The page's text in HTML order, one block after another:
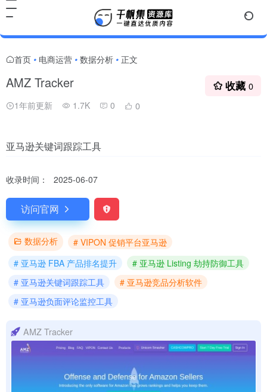
首页 • 电商运营 • 数据分析 • 正文
AMZ Tracker
1年前更新 1.7K 0 0
收藏 0
亚马逊关键词跟踪工具
收录时间： 2025-06-07
访问官网
数据分析
# VIPON 促销平台亚马逊
# 亚马逊 FBA 产品排名提升
# 亚马逊 Listing 劫持防御工具
# 亚马逊关键词跟踪工具
# 亚马逊竞品分析软件
# 亚马逊负面评论监控工具
AMZ Tracker